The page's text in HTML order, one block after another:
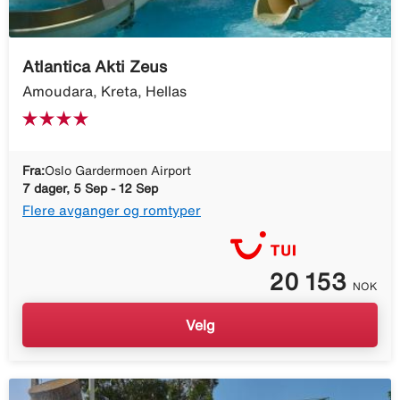
Atlantica Akti Zeus
Amoudara, Kreta, Hellas
Fra:Oslo Gardermoen Airport
7 dager, 5 Sep - 12 Sep
Flere avganger og romtyper
20 153 NOK
Velg